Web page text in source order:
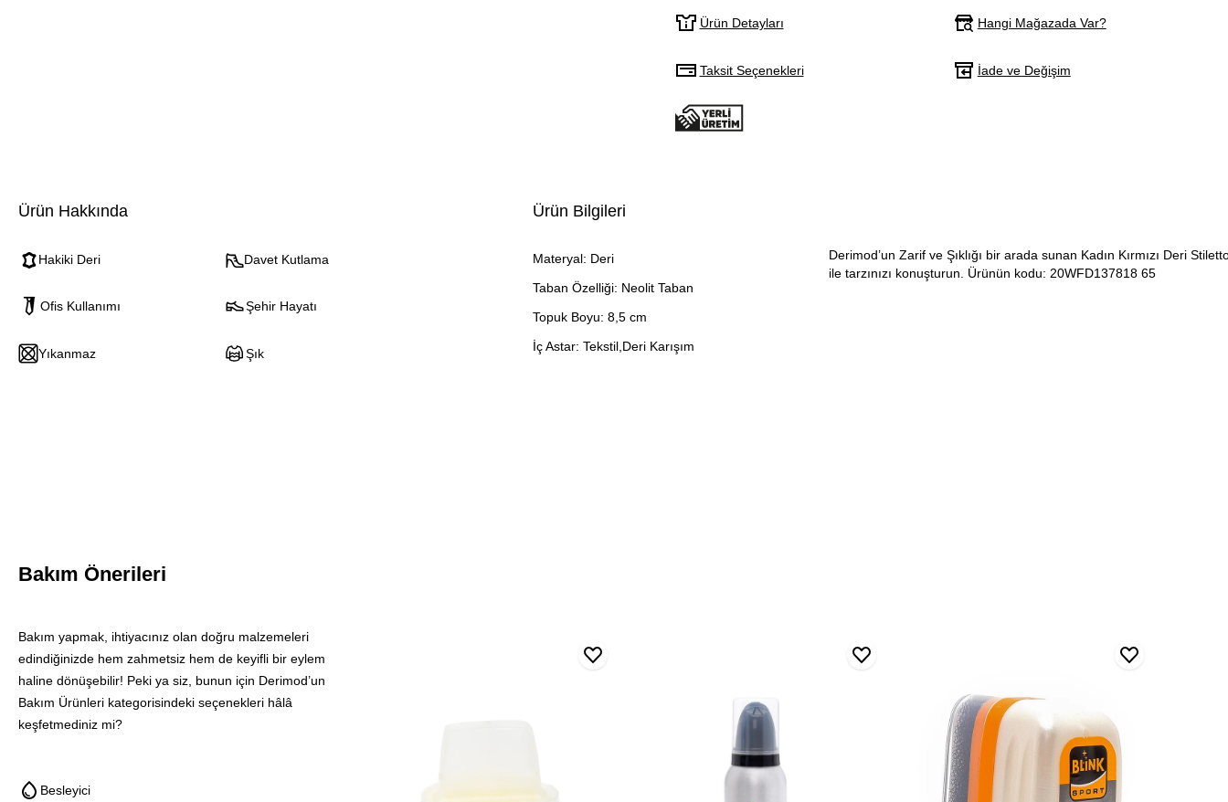
Ürün Detayları Hangi Mağazada Var?
Taksit Seçenekleri İade ve Değişim
Ürün Hakkında
Hakiki Deri Davet Kutlama
Ofis Kullanımı Şehir Hayatı
Yıkanmaz Şık
Ürün Bilgileri
Materyal: Deri
Taban Özelliği: Neolit Taban
Topuk Boyu: 8,5 cm
İç Astar: Tekstil,Deri Karışım
Derimod’un Zarif ve Şıklığı bir arada sunan Kadın Kırmızı Deri
ile tarzınızı konuşturun. Ürünün kodu: 20WFD137818 65
Bakım Önerileri
Bakım yapmak, ihtiyacınız olan doğru malzemeleri
edindiğinizde hem zahmetsiz hem de keyifli bir eylem
haline dönüşebilir! Peki ya siz, bunun için Derimod’un
Bakım Ürünleri kategorisindeki seçenekleri hâlâ
keşfetmediniz mi?
Besleyici